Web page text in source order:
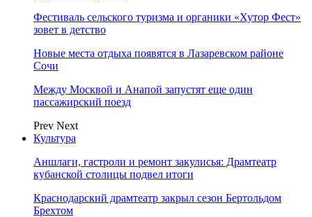
Фестиваль сельского туризма и органики «Хутор Фест»
зовет в детство
Новые места отдыха появятся в Лазаревском районе
Сочи
Между Москвой и Анапой запустят еще один
пассажирский поезд
Prev Next
Культура
Аншлаги, гастроли и ремонт закулисья: Драмтеатр
кубанской столицы подвел итоги
Краснодарский драмтеатр закрыл сезон Бертольдом
Брехтом